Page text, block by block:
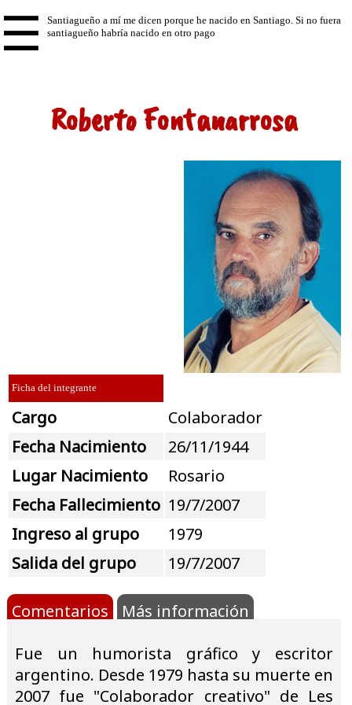
☰
Roberto Fontanarrosa
Ficha del integrante
Cargo
Colaborador
Fecha Nacimiento
26/11/1944
Lugar Nacimiento
Rosario
Fecha Fallecimiento 19/7/2007
Ingreso al grupo
1979
Salida del grupo
19/7/2007
Comentarios
Más información
Fue un humorista gráfico y escritor
argentino. Desde 1979 hasta su muerte en
2007 fue "Colaborador creativo" de Les